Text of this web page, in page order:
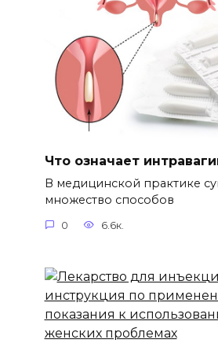
Что означает
В медицинской практике
множество способов
0 6.6к.